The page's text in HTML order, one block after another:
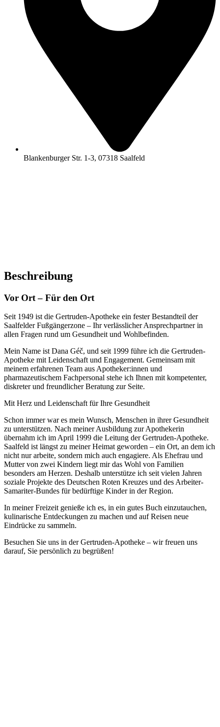
Blankenburger Str. 1-3, 07318 Saalfeld
Beschreibung
Vor Ort – Für den Ort
Seit 1949 ist die Gertruden-Apotheke ein fester Bestandteil der
Saalfelder Fußgängerzone – Ihr verlässlicher Ansprechpartner in
allen Fragen rund um Gesundheit und Wohlbefinden.
Mein Name ist Dana Géč, und seit 1999 führe ich die Gertruden-
Apotheke mit Leidenschaft und Engagement. Gemeinsam mit
meinem erfahrenen Team aus Apotheker:innen und
pharmazeutischem Fachpersonal stehe ich Ihnen mit kompetenter,
diskreter und freundlicher Beratung zur Seite.
Mit Herz und Leidenschaft für Ihre Gesundheit
Schon immer war es mein Wunsch, Menschen in ihrer Gesundheit
zu unterstützen. Nach meiner Ausbildung zur Apothekerin
übernahm ich im April 1999 die Leitung der Gertruden-Apotheke.
Saalfeld ist längst zu meiner Heimat geworden – ein Ort, an dem ich
nicht nur arbeite, sondern mich auch engagiere. Als Ehefrau und
Mutter von zwei Kindern liegt mir das Wohl von Familien
besonders am Herzen. Deshalb unterstütze ich seit vielen Jahren
soziale Projekte des Deutschen Roten Kreuzes und des Arbeiter-
Samariter-Bundes für bedürftige Kinder in der Region.
In meiner Freizeit genieße ich es, in ein gutes Buch einzutauchen,
kulinarische Entdeckungen zu machen und auf Reisen neue
Eindrücke zu sammeln.
Besuchen Sie uns in der Gertruden-Apotheke – wir freuen uns
darauf, Sie persönlich zu begrüßen!